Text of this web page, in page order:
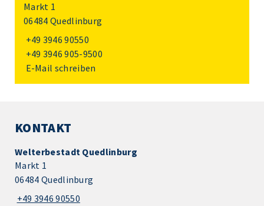
Markt 1
06484 Quedlinburg
+49 3946 90550
+49 3946 905-9500
E-Mail schreiben
KONTAKT
Welterbestadt Quedlinburg
Markt 1
06484 Quedlinburg
+49 3946 90550